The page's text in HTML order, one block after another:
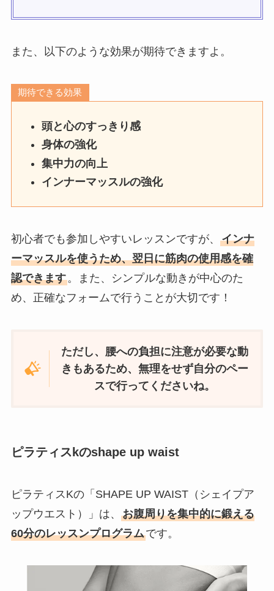
また、以下のような効果が期待できますよ。
期待できる効果
頭と心のすっきり感
身体の強化
集中力の向上
インナーマッスルの強化
初心者でも参加しやすいレッスンですが、 インナ
ーマッスルを使うため、翌日に筋肉の使用感を確
認できます。また、シンプルな動きが中心のた
め、正確なフォームで行うことが大切です！
ただし、腰への負担に注意が必要な動
きもあるため、無理をせず自分のペー
スで行ってくださいね。
ピラティスkのshape up waist
ピラティスKの「SHAPE UP WAIST（シェイプア
ップウエスト）」は、 お腹周りを集中的に鍛える
60分のレッスンプログラムです。